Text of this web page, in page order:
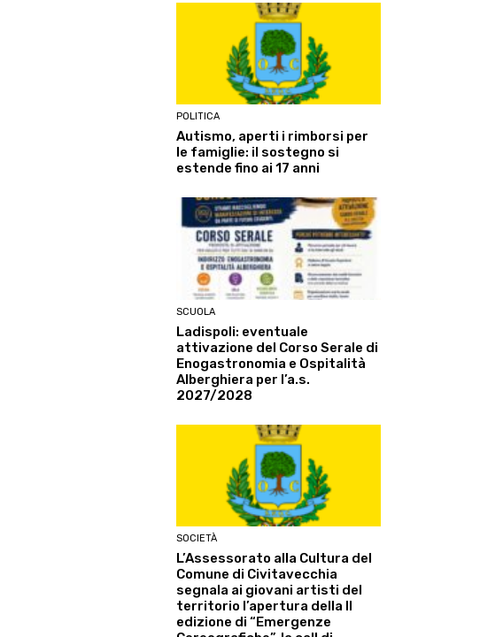
POLITICA
Autismo, aperti i rimborsi per
le famiglie: il sostegno si
estende fino ai 17 anni
SCUOLA
Ladispoli: eventuale
attivazione del Corso Serale di
Enogastronomia e Ospitalità
Alberghiera per l’a.s.
2027/2028
SOCIETÀ
L’Assessorato alla Cultura del
Comune di Civitavecchia
segnala ai giovani artisti del
territorio l’apertura della II
edizione di “Emergenze